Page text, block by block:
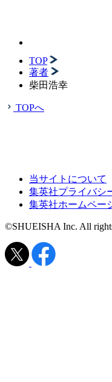
TOP
著者
柴田浩幸
TOPへ
当サイトについて
集英社プライバシ
集英社ホームペー
©SHUEISHA Inc. All